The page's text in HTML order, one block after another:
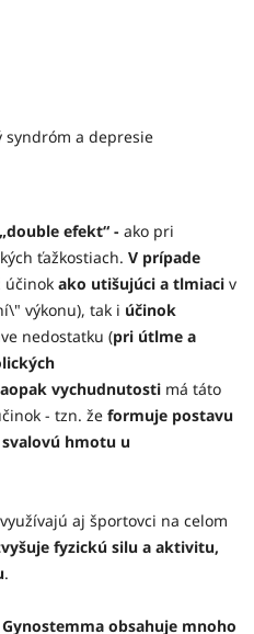
syndróm a depresie
efekt“ - ako pri
ťažkostiach. V prípade
ako utišujúci a tlmiaci v
výkonu), tak i účinok
nedostatku (pri útlme a
vychudnutosti má táto
- tzn. že formuje postavu
hmotu u
aj športovci na celom
fyzickú silu a aktivitu,
.
Gynostemma obsahuje mnoho